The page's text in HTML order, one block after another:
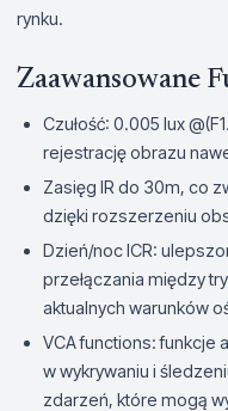
rynku.
Zaawansowane
Czułość: 0.005 lux
rejestrację obrazu
Zasięg IR do 30m, co
dzięki rozszerzeniu
Dzień/noc ICR:
przełączania między
aktualnych warunków
VCA functions: funkcje
w wykrywaniu i
zdarzeń, które mogą